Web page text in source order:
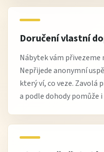
Doručení vlastní
Nábytek vám přivezeme
Nepřijede anonymní
který ví, co veze. Zavolá
a podle dohody pomůže i